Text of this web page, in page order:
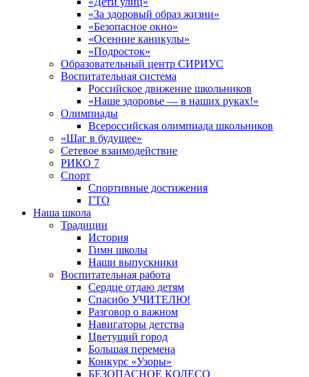
«За здоровый образ жизни»
«Безопасное окно»
«Осенние каникулы»
«Подросток»
Образовательный центр СИРИУС
Воспитательная система
Российское движение школьников
«Наше здоровье — в наших руках!»
Олимпиады
Всероссийская олимпиада школьников
«Шаг в будущее»
Сетевое взаимодействие
РИКО 7
Спорт
Спортивные достижения
ГТО
Наша школа
Традиции
История
Гимн школы
Наши выпускники
Воспитательная работа
Сердце отдаю детям
Спасибо УЧИТЕЛЮ!
Разговор о важном
Навигаторы детства
Цветущий город
Большая перемена
Конкурс «Узоры»
БЕЗОПАСНОЕ КОЛЕСО